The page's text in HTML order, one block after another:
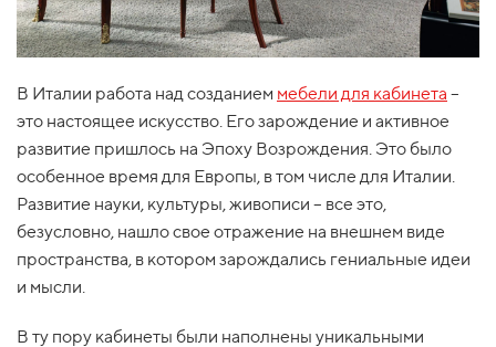
В Италии работа над созданием мебели для кабинета –
это настоящее искусство. Его зарождение и активное
развитие пришлось на Эпоху Возрождения. Это было
особенное время для Европы, в том числе для Италии.
Развитие науки, культуры, живописи – все это,
безусловно, нашло свое отражение на внешнем виде
пространства, в котором зарождались гениальные идеи
и мысли.
В ту пору кабинеты были наполнены уникальными